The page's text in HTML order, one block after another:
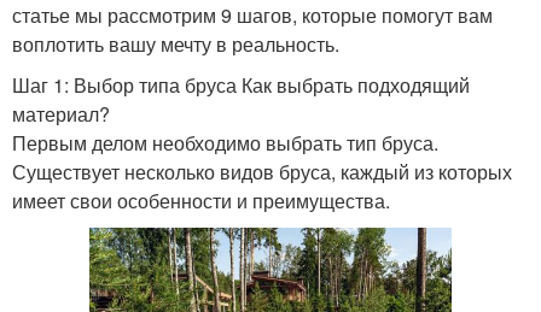
статье мы рассмотрим 9 шагов, которые помогут вам
воплотить вашу мечту в реальность.
Шаг 1: Выбор типа бруса Как выбрать подходящий
материал?
Первым делом необходимо выбрать тип бруса.
Существует несколько видов бруса, каждый из которых
имеет свои особенности и преимущества.